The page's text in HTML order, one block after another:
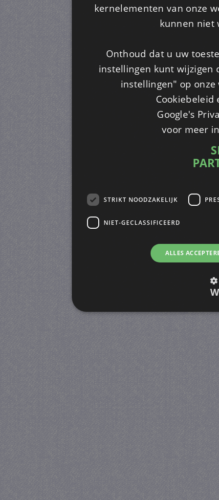
kernelementen van onze
kunnen niet
Onthoud dat u uw
instellingen kunt wijzigen
instellingen" op
Cookiebeleid
Google's
voor meer
STRIKT NOODZAKELIJK
NIET-GECLASSIFICEERD
ALLES